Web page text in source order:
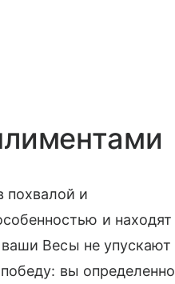
похвалой и
и находят
Весы не упускают
вы определенно